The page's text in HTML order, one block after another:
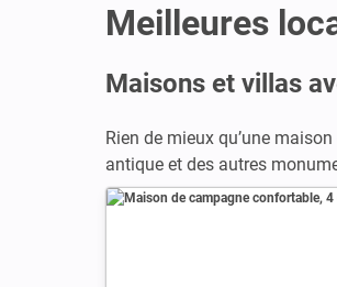
Meilleures
Maisons et villas
Rien de mieux qu’une
antique et des autres